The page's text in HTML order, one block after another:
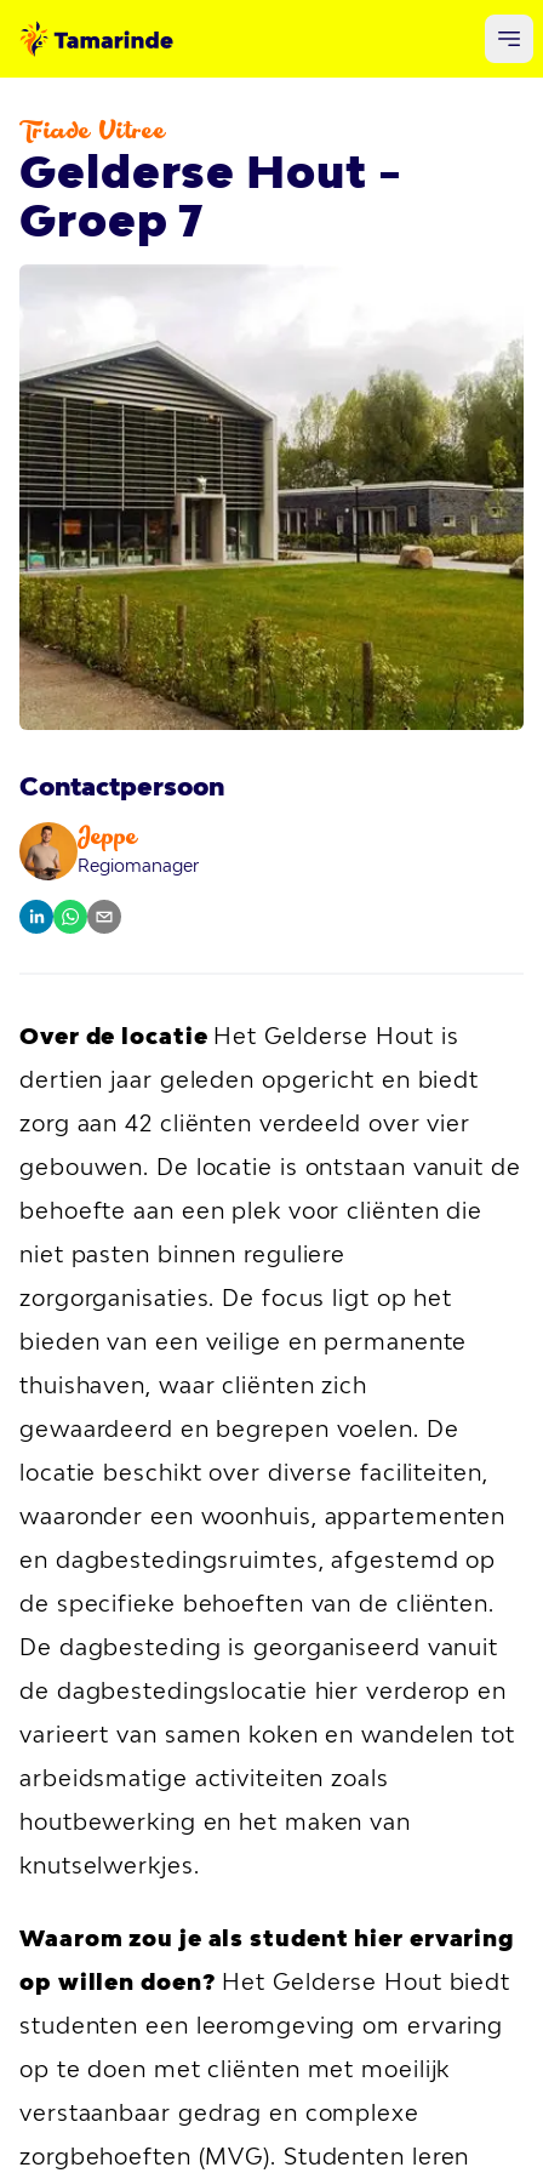
Triade Vitree
Gelderse Hout -
Groep 7
Contactpersoon
Jeppe
Regiomanager
Over de locatie Het Gelderse Hout is
dertien jaar geleden opgericht en biedt
zorg aan 42 cliënten verdeeld over vier
gebouwen. De locatie is ontstaan vanuit de
behoefte aan een plek voor cliënten die
niet pasten binnen reguliere
zorgorganisaties. De focus ligt op het
bieden van een veilige en permanente
thuishaven, waar cliënten zich
gewaardeerd en begrepen voelen. De
locatie beschikt over diverse faciliteiten,
waaronder een woonhuis, appartementen
en dagbestedingsruimtes, afgestemd op
de specifieke behoeften van de cliënten.
De dagbesteding is georganiseerd vanuit
de dagbestedingslocatie hier verderop en
varieert van samen koken en wandelen tot
arbeidsmatige activiteiten zoals
houtbewerking en het maken van
knutselwerkjes.
Waarom zou je als student hier ervaring
op willen doen? Het Gelderse Hout biedt
studenten een leeromgeving om ervaring
op te doen met cliënten met moeilijk
verstaanbaar gedrag en complexe
zorgbehoeften (MVG). Studenten leren